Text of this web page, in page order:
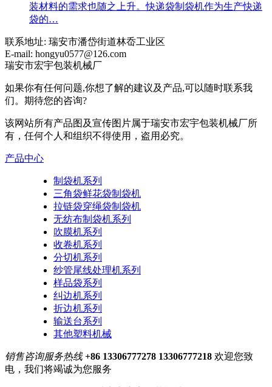
装材料的需求也随之上升。快递袋制袋机作为生产快递
袋的…
联系地址: 瑞安市潘岱街道林岙工业区
E-mail: hongyu0577@126.com
瑞安市宏宇包装机械厂
如果你有任何问题,你想了解的建议及产品,可以随时联系我
们。期待您的咨询?
该网站所有产品图及宣传图片属于瑞安市宏宇包装机械厂所
有，任何个人和组织不得使用，盗用必究。
产品中心
制袋机系列
三角袋鲜花袋制袋机
拉链袋穿绳袋制袋机
无纺布制袋机系列
吹膜机系列
收卷机系列
分切机系列
纱管尾线处理机系列
样品袋系列
纠边机系列
折边机系列
输送台系列
其他塑料机械
销售咨询服务热线 +86 13306777278 13306777218 欢迎您致
电，我们将竭诚为您服务